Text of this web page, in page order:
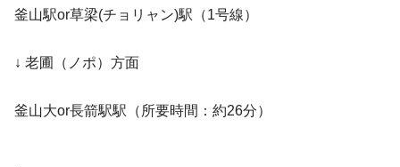
釜山駅or草梁(チョリャン)駅（1号線）
↓ 老圃（ノポ）方面
釜山大or長箭駅駅（所要時間：約26分）